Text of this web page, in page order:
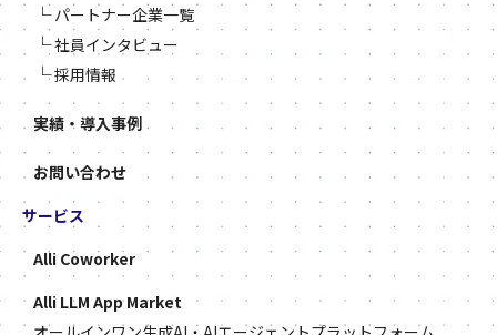
└ パートナー企業一覧
└社員インタビュー
└採用情報
実績・導入事例
お問い合わせ
サービス
Alli Coworker
Alli LLM App Market